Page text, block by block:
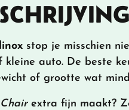
stop je misschien
auto. De beste
of grootte wat
extra fijn maakt?